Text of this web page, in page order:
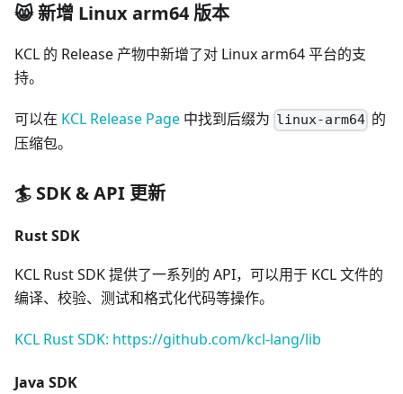
😸 新增 Linux arm64 版本
KCL 的 Release 产物中新增了对 Linux arm64 平台的支
持。
可以在 KCL Release Page 中找到后缀为 linux-arm64 的
压缩包。
🏄 SDK & API 更新
Rust SDK
KCL Rust SDK 提供了一系列的 API，可以用于 KCL 文件的
编译、校验、测试和格式化代码等操作。
KCL Rust SDK: https://github.com/kcl-lang/lib
Java SDK